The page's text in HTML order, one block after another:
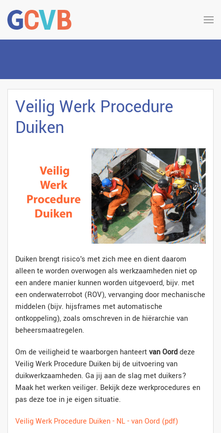
Veilig Werk Procedure
Duiken
Duiken brengt risico's met zich mee en dient daarom
alleen te worden overwogen als werkzaamheden niet op
een andere manier kunnen worden uitgevoerd, bijv. met
een onderwaterrobot (ROV), vervanging door mechanische
middelen (bijv. hijsframes met automatische
ontkoppeling), zoals omschreven in de hiërarchie van
beheersmaatregelen.
Om de veiligheid te waarborgen hanteertvan Oorddeze
Veilig Werk Procedure Duiken bij de uitvoering van
duikwerkzaamheden. Ga jij aan de slag met duikers?
Maak het werken veiliger. Bekijk deze werkprocedures en
pas deze toe in je eigen situatie.
Veilig Werk Procedure Duiken - NL - van Oord (pdf)